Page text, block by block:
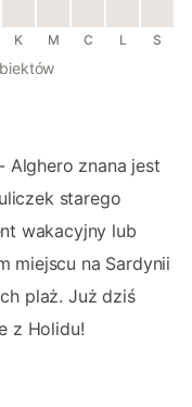
K M C L S
Alghero znana jest
starego
wakacyjny lub
miejscu na Sardynii
plaż. Już dziś
z Holidu!